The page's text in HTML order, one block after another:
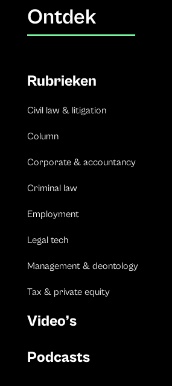
Ontdek
Rubrieken
Civil law & litigation
Column
Corporate & accountancy
Criminal law
Employment
Legal tech
Management & deontology
Tax & private equity
Video’s
Podcasts